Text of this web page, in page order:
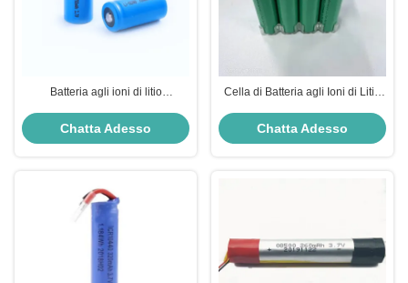
Batteria agli ioni di litio
mAh 3,7 V per torcia e dispositivi
portatili
Chatta Adesso
Cella di Batteria agli Ioni di Litio
Temperatura -40°C Batteria
Ricaricabile 18650
Chatta Adesso